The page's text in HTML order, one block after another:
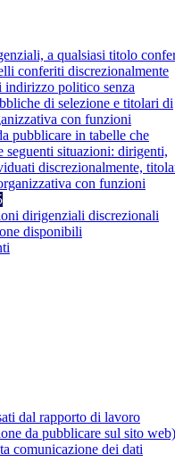
a qualsiasi titolo
conferiti discrezionalmente
indirizzo politico senza
di selezione e titolari di
con funzioni
pubblicare in tabelle che
seguenti situazioni: dirigenti,
discrezionalmente,
con funzioni
dirigenziali discrezionali
disponibili
dal rapporto di lavoro
da pubblicare sul sito
comunicazione dei dati